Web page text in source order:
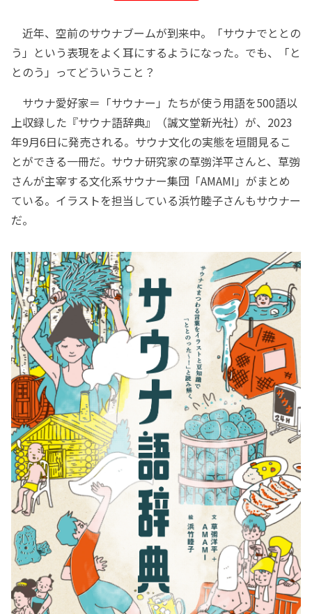
近年、空前のサウナブームが到来中。「サウナでととの
う」という表現をよく耳にするようになった。でも、「と
とのう」ってどういうこと？
サウナ愛好家＝「サウナー」たちが使う用語を500語以
上収録した『サウナ語辞典』（誠文堂新光社）が、2023
年9月6日に発売される。サウナ文化の実態を垣間見るこ
とができる一冊だ。サウナ研究家の草彅洋平さんと、草彅
さんが主宰する文化系サウナー集団「AMAMI」がまとめ
ている。イラストを担当している浜竹睦子さんもサウナー
だ。